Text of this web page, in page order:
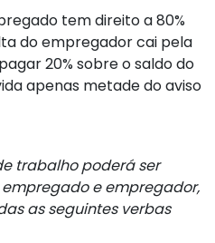
tem direito a 80%
do empregador cai pela
20% sobre o saldo do
apenas metade do aviso
trabalho poderá ser
e empregador,
as seguintes verbas